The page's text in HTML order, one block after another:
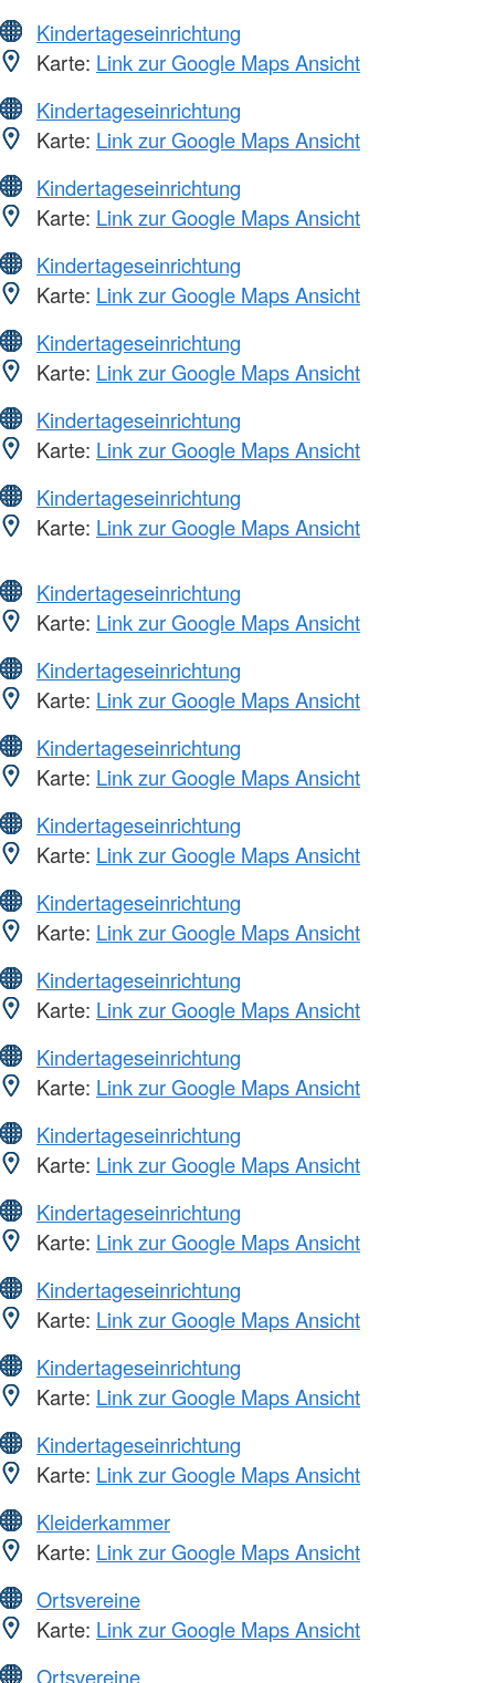
Kindertageseinrichtung
Karte: Link zur Google Maps Ansicht
Kindertageseinrichtung
Karte: Link zur Google Maps Ansicht
Kindertageseinrichtung
Karte: Link zur Google Maps Ansicht
Kindertageseinrichtung
Karte: Link zur Google Maps Ansicht
Kindertageseinrichtung
Karte: Link zur Google Maps Ansicht
Kindertageseinrichtung
Karte: Link zur Google Maps Ansicht
Kindertageseinrichtung
Karte: Link zur Google Maps Ansicht
Kindertageseinrichtung
Karte: Link zur Google Maps Ansicht
Kindertageseinrichtung
Karte: Link zur Google Maps Ansicht
Kindertageseinrichtung
Karte: Link zur Google Maps Ansicht
Kindertageseinrichtung
Karte: Link zur Google Maps Ansicht
Kindertageseinrichtung
Karte: Link zur Google Maps Ansicht
Kindertageseinrichtung
Karte: Link zur Google Maps Ansicht
Kindertageseinrichtung
Karte: Link zur Google Maps Ansicht
Kindertageseinrichtung
Karte: Link zur Google Maps Ansicht
Kindertageseinrichtung
Karte: Link zur Google Maps Ansicht
Kindertageseinrichtung
Karte: Link zur Google Maps Ansicht
Kindertageseinrichtung
Karte: Link zur Google Maps Ansicht
Kindertageseinrichtung
Karte: Link zur Google Maps Ansicht
Kleiderkammer
Karte: Link zur Google Maps Ansicht
Ortsvereine
Karte: Link zur Google Maps Ansicht
Ortsvereine